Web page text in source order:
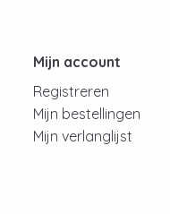
Mijn account
Registreren
Mijn bestellingen
Mijn verlanglijst